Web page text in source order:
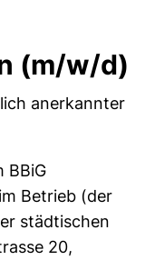
(m/w/d)
anerkannter
BBiG
Betrieb (der
städtischen
20,